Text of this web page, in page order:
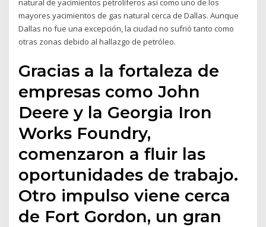
natural de yacimientos petrolíferos así como uno de los
mayores yacimientos de gas natural cerca de Dallas. Aunque
Dallas no fue una excepción, la ciudad no sufrió tanto como
otras zonas debido al hallazgo de petróleo.
Gracias a la fortaleza de
empresas como John
Deere y la Georgia Iron
Works Foundry,
comenzaron a fluir las
oportunidades de trabajo.
Otro impulso viene cerca
de Fort Gordon, un gran